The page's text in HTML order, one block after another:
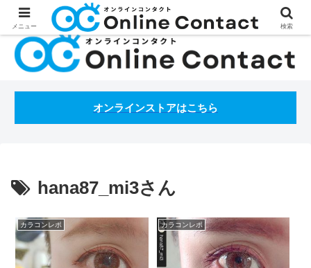
処方箋不要のコンタクトレンズ通販オンラインコンタクトBLOG
オンラインストアはこちら
hana87_mi3さん
カラコンレポ カラコンレポ
メニュー 検索